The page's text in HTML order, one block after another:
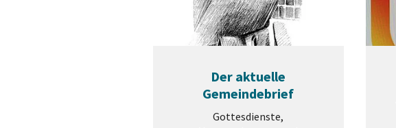
Der aktuelle
Gemeindebrief
Gottesdienste,